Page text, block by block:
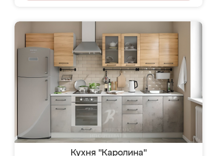
Кухня "Каролина"